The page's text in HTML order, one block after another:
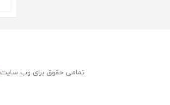
تمامی حقوق برای وب سایت